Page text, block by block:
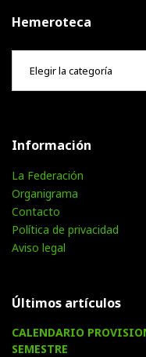
Hemeroteca
Hemeroteca
Información
La Federación
Organigrama
Contacto
Política de privacidad
Aviso legal
Últimos artículos
CALENDARIO
SEMESTRE